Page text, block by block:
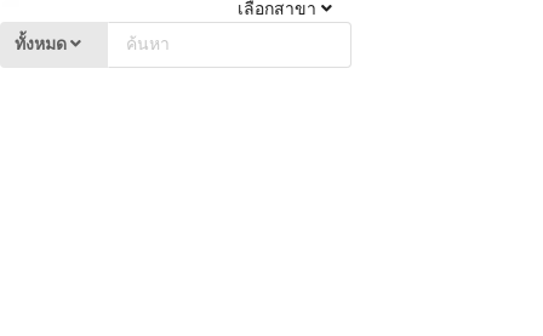
เลือกสาขา
ทั้งหมด